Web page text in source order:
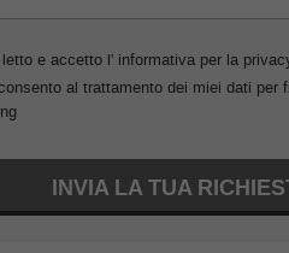
letto e accetto l' informativa per la
al trattamento dei miei dati per
INVIA LA TUA